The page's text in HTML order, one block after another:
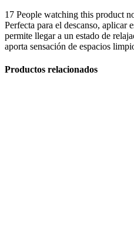
17 People watching this product
Perfecta para el descanso, aplicar
permite llegar a un estado de
aporta sensación de espacios
Productos relacionados